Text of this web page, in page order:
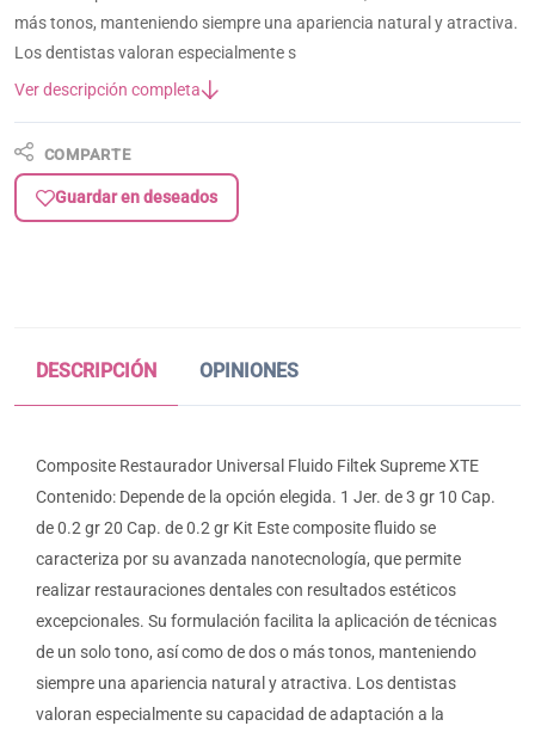
más tonos, manteniendo siempre una apariencia natural y atractiva.
Los dentistas valoran especialmente s
Ver descripción completa
COMPARTE
Guardar en deseados
DESCRIPCIÓN OPINIONES
Composite Restaurador Universal Fluido Filtek Supreme XTE
Contenido: Depende de la opción elegida. 1 Jer. de 3 gr 10 Cap.
de 0.2 gr 20 Cap. de 0.2 gr Kit Este composite fluido se
caracteriza por su avanzada nanotecnología, que permite
realizar restauraciones dentales con resultados estéticos
excepcionales. Su formulación facilita la aplicación de técnicas
de un solo tono, así como de dos o más tonos, manteniendo
siempre una apariencia natural y atractiva. Los dentistas
valoran especialmente su capacidad de adaptación a la